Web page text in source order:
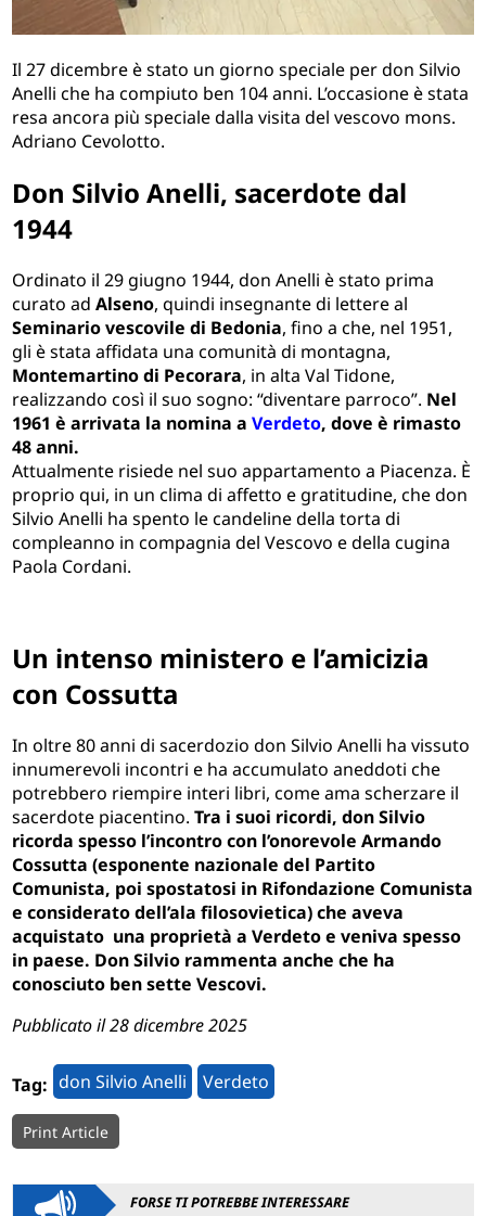
Il 27 dicembre è stato un giorno speciale per don Silvio
Anelli che ha compiuto ben 104 anni. L’occasione è stata
resa ancora più speciale dalla visita del vescovo mons.
Adriano Cevolotto.
Don Silvio Anelli, sacerdote dal
1944
Ordinato il 29 giugno 1944, don Anelli è stato prima
curato adAlseno, quindi insegnante di lettere al
Seminario vescovile di Bedonia, fino a che, nel 1951,
gli è stata affidata una comunità di montagna,
Montemartino di Pecorara, in alta Val Tidone,
realizzando così il suo sogno: “diventare parroco”. Nel
1961 è arrivata la nomina aVerdeto, dove è rimasto
48 anni.
Attualmente risiede nel suo appartamento a Piacenza. È
proprio qui, in un clima di affetto e gratitudine, che don
Silvio Anelli ha spento le candeline della torta di
compleanno in compagnia del Vescovo e della cugina
Paola Cordani.
Un intenso ministero e l’amicizia
con Cossutta
In oltre 80 anni di sacerdozio don Silvio Anelli ha vissuto
innumerevoli incontri e ha accumulato aneddoti che
potrebbero riempire interi libri, come ama scherzare il
sacerdote piacentino. Tra i suoi ricordi, don Silvio
ricorda spesso l’incontro con l’onorevole Armando
Cossutta (esponente nazionale del Partito
Comunista, poi spostatosi in Rifondazione Comunista
e considerato dell’ala filosovietica) che aveva
acquistato una proprietà a Verdeto e veniva spesso
in paese. Don Silvio rammenta anche che ha
conosciuto ben sette Vescovi.
Pubblicato il 28 dicembre 2025
Tag: don Silvio Anelli Verdeto
Print Article
FORSE TI POTREBBE INTERESSARE